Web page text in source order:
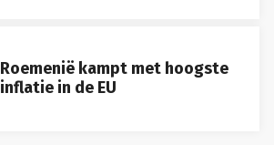
Roemenië kampt met hoogste
inflatie in de EU